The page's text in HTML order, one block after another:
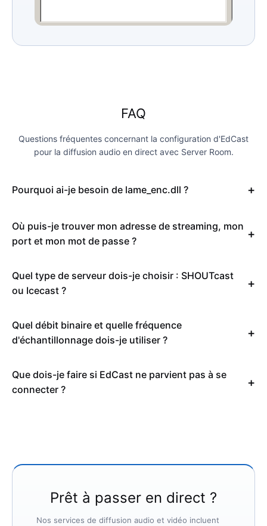
FAQ
Questions fréquentes concernant la configuration d'EdCast
pour la diffusion audio en direct avec Server Room.
Pourquoi ai-je besoin de lame_enc.dll ?
Où puis-je trouver mon adresse de streaming, mon
port et mon mot de passe ?
Quel type de serveur dois-je choisir : SHOUTcast
ou Icecast ?
Quel débit binaire et quelle fréquence
d'échantillonnage dois-je utiliser ?
Que dois-je faire si EdCast ne parvient pas à se
connecter ?
Prêt à passer en direct ?
Nos services de diffusion audio et vidéo incluent